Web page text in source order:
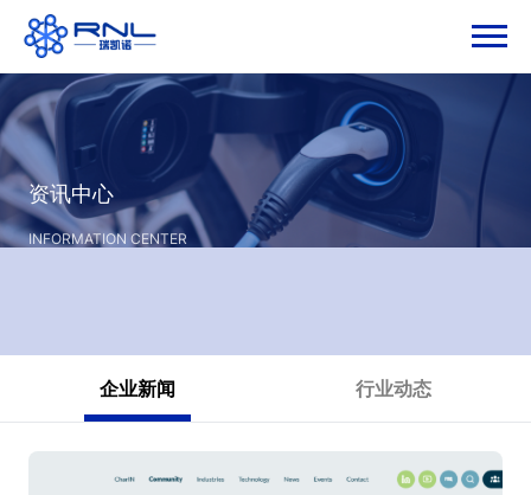
资讯中心
INFORMATION CENTER
企业新闻 行业动态